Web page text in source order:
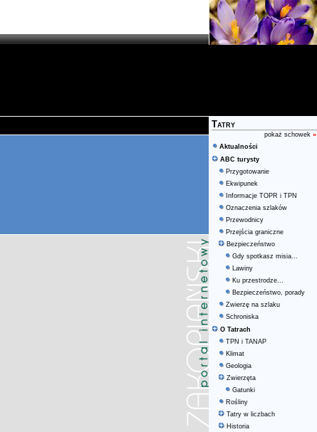
Tatry
pokaż schowek »
Aktualności
ABC turysty
Przygotowanie
Ekwipunek
Informacje TOPR i TPN
Oznaczenia szlaków
Przewodnicy
Przejścia graniczne
Bezpieczeństwo
Gdy spotkasz misia...
Lawiny
Ku przestrodze...
Bezpieczeństwo, porady
Zwierzę na szlaku
Schroniska
O Tatrach
TPN i TANAP
Klimat
Geologia
Zwierzęta
Gatunki
Rośliny
Tatry w liczbach
Historia